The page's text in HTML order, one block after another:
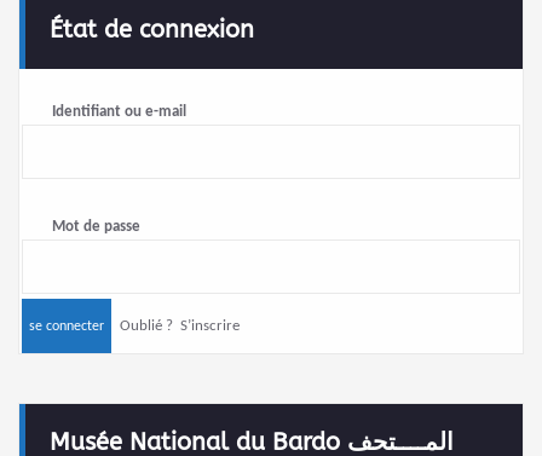
État de connexion
Identifiant ou e-mail
Mot de passe
Oublié ? S’inscrire
Musée National du Bardo المــــتحف